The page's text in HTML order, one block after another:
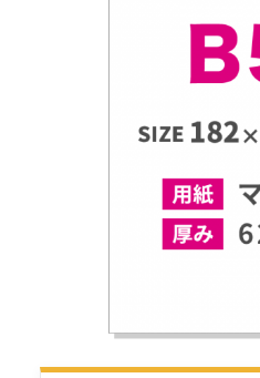
クリアファイル
冊子・パンフレット（中綴
冊子・カタログ（無線綴じ）
その他商品